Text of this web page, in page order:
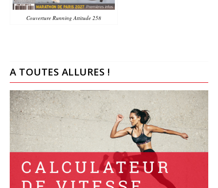
Couverture Running Attitude 258
A TOUTES ALLURES !